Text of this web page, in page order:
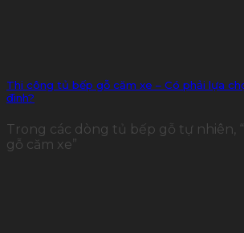
Thi công tủ bếp gỗ căm xe – Có phải lựa
đình?
Trong các dòng tủ bếp gỗ tự nhiên,
gỗ căm xe”